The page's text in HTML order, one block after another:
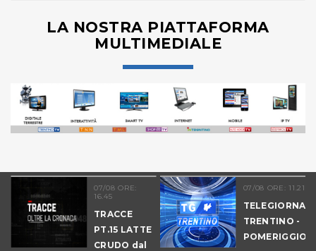
LA NOSTRA PIATTAFORMA
MULTIMEDIALE
07/08 ORE:
16.45
TRACCE
PT.15 LATTE
CRUDO dal
07/08 ORE: 11.21
TRENTINO -
POMERIGGIO